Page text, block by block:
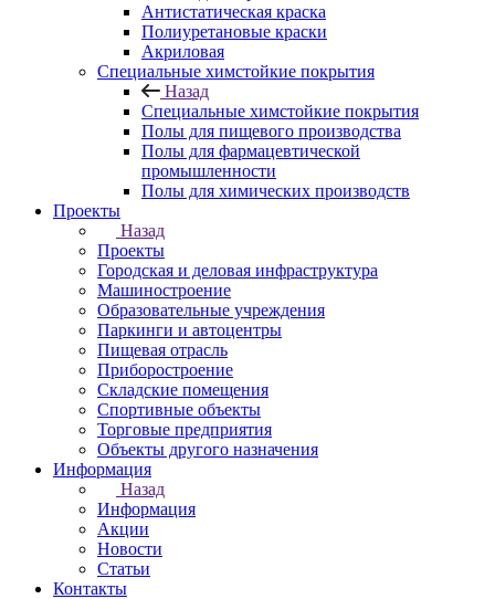
Антистатическая краска
Полиуретановые краски
Акриловая
Специальные химстойкие покрытия
Назад
Специальные химстойкие покрытия
Полы для пищевого производства
Полы для фармацевтической
промышленности
Полы для химических производств
Проекты
Назад
Проекты
Городская и деловая инфраструктура
Машиностроение
Образовательные учреждения
Паркинги и автоцентры
Пищевая отрасль
Приборостроение
Складские помещения
Спортивные объекты
Торговые предприятия
Объекты другого назначения
Информация
Назад
Информация
Акции
Новости
Статьи
Контакты